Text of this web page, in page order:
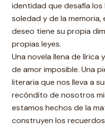
identidad que desafía los
soledad y de la memoria,
deseo tiene su propia
propias leyes.
Una novela llena de lírica
de amor imposible. Una
literaria que nos lleva a
recóndito de nosotros
estamos hechos de la
construyen los